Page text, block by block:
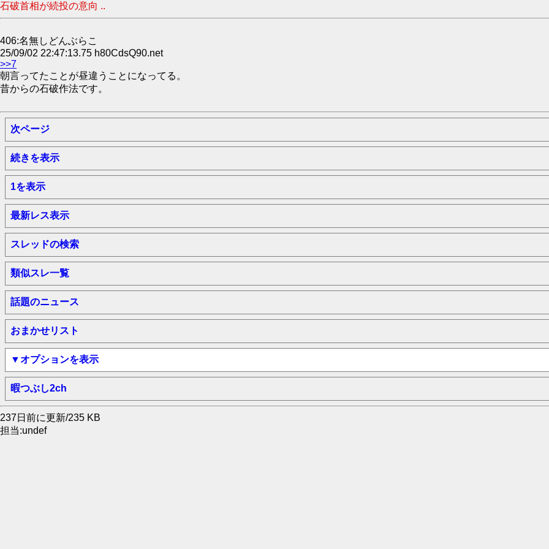
石破首相が続投の意向 ..
406:名無しどんぶらこ
25/09/02 22:47:13.75 h80CdsQ90.net
>>7
朝言ってたことが昼違うことになってる。
昔からの石破作法です。
次ページ
続きを表示
1を表示
最新レス表示
スレッドの検索
類似スレ一覧
話題のニュース
おまかせリスト
▼オプションを表示
暇つぶし2ch
237日前に更新/235 KB
担当:undef